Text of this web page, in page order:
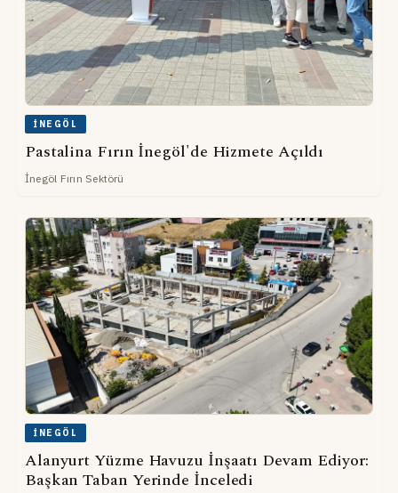
İNEGÖL
Pastalina Fırın İnegöl'de Hizmete Açıldı
İnegöl Fırın Sektörü
İNEGÖL
Alanyurt Yüzme Havuzu İnşaatı Devam Ediyor:
Başkan Taban Yerinde İnceledi